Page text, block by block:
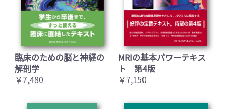
臨床のための脳と神経の
解剖学
￥7,480
MRIの基本パワーテキス
ト 第4版
￥7,150